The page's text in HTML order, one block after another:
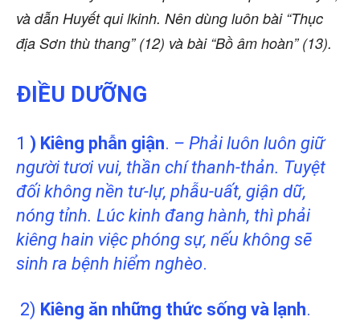
và dẫn Huyết qui lkinh. Nên dùng luôn bài “Thục
địa Sơn thù thang” (12) và bài “Bồ âm hoàn” (13).
ĐIỀU DƯỠNG
1 ) Kiêng phẫn giận. – Phải luôn luôn giữ
người tươi vui, thần chí thanh-thản. Tuyệt
đối không nền tư-lự, phẫu-uất, giận dữ,
nóng tỉnh. Lúc kinh đang hành, thì phải
kiêng hain việc phóng sự, nếu không sẽ
sinh ra bệnh hiểm nghèo.
2) Kiêng ăn những thức sống và lạnh.